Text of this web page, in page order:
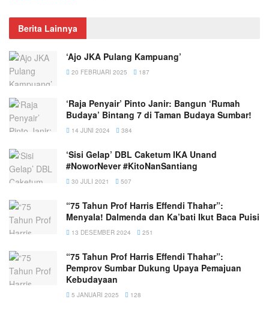
Berita Lainnya
‘Ajo JKA Pulang Kampuang’
20 FEBRUARI 2025 187
‘Raja Penyair’ Pinto Janir: Bangun ‘Rumah
Budaya’ Bintang 7 di Taman Budaya Sumbar!
14 JUNI 2024 384
‘Sisi Gelap’ DBL Caketum IKA Unand
#NoworNever #KitoNanSantiang
30 JULI 2021 507
“75 Tahun Prof Harris Effendi Thahar”:
Menyala! Dalmenda dan Ka’bati Ikut Baca Puisi
13 DESEMBER 2024 251
“75 Tahun Prof Harris Effendi Thahar”:
Pemprov Sumbar Dukung Upaya Pemajuan
Kebudayaan
5 JANUARI 2025 128